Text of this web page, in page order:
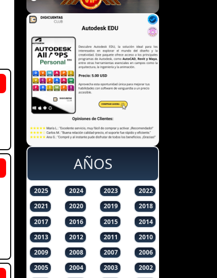
AÑOS
2025 2024 2023
2022
2021
2020 2019
2018
2017
2016 2015
2014
2013
2012 2011
2010
2009
2008 2007
2006
2005
2004 2003
2002